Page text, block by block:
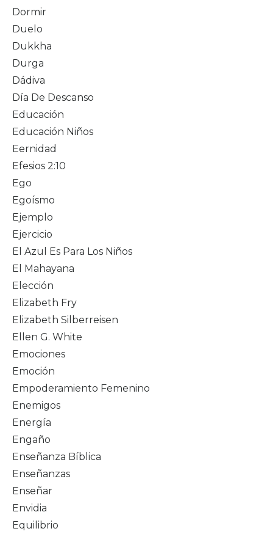
Dormir
Duelo
Dukkha
Durga
Dádiva
Día De Descanso
Educación
Educación Niños
Eernidad
Efesios 2:10
Ego
Egoísmo
Ejemplo
Ejercicio
El Azul Es Para Los Niños
El Mahayana
Elección
Elizabeth Fry
Elizabeth Silberreisen
Ellen G. White
Emociones
Emoción
Empoderamiento Femenino
Enemigos
Energía
Engaño
Enseñanza Bíblica
Enseñanzas
Enseñar
Envidia
Equilibrio